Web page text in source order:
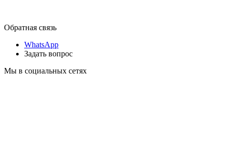
Обратная связь
WhatsApp
Задать вопрос
Мы в социальных сетях